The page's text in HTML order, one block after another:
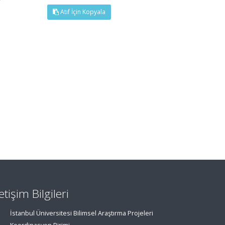
Atıf İçin Kopyala
Bilgileri
İstanbul Üniversitesi Bilimsel Araştırma Projeleri